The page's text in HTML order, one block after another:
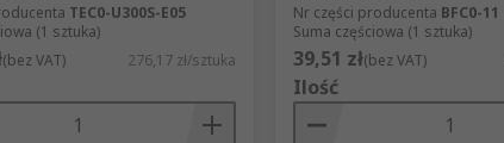
TEC0-U300S-E05
(1 sztuka)
(bez VAT) 276,17 zł/sztuka
Nr części producenta BFC0-11
Suma częściowa (1 sztuka)
39,51 zł(bez VAT)
Ilość